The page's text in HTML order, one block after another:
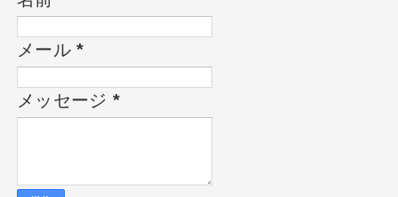
メール*
メッセージ *